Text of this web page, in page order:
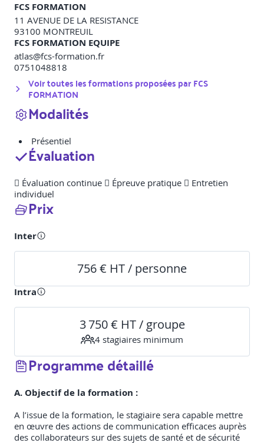
FCS FORMATION
11 AVENUE DE LA RESISTANCE
93100 MONTREUIL
FCS FORMATION EQUIPE
atlas@fcs-formation.fr
0751048818
Voir toutes les formations proposées parFCS
FORMATION
Modalités
Présentiel
Évaluation
 Évaluation continue  Épreuve pratique  Entretien
individuel
Prix
Inter
756 € HT / personne
Intra
3 750 € HT / groupe
4 stagiaires minimum
Programme détaillé
A. Objectif de la formation :
A l’issue de la formation, le stagiaire sera capable mettre
en œuvre des actions de communication efficaces auprès
des collaborateurs sur des sujets de santé et de sécurité